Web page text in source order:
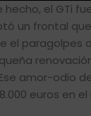
el GTi
un frontal
el
amor-odio
euros en